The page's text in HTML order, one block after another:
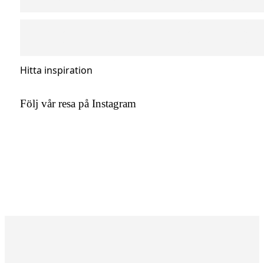
Hitta inspiration
Följ vår resa på Instagram